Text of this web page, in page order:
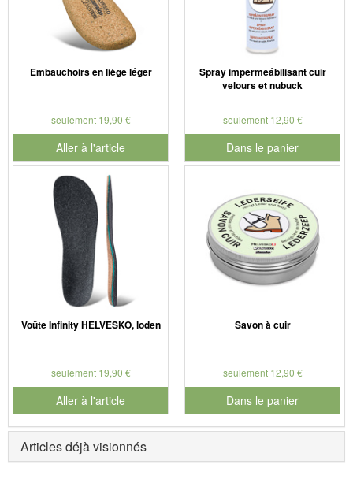
Embauchoirs en liège léger
seulement 19,90 €
Aller à l'article
Spray impermeábilisant cuir
velours et nubuck
seulement 12,90 €
Dans le panier
pour le numéro de produit
Voûte Infinity HELVESKO, loden
seulement 19,90 €
Aller à l'article
Savon à cuir
seulement 12,90 €
Dans le panier
pour le numéro de produit
Articles déjà visionnés